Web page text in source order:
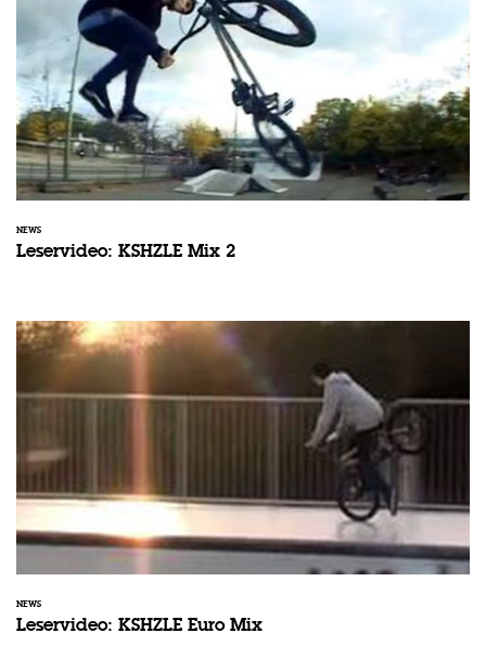
NEWS
Leservideo: KSHZLE Mix 2
NEWS
Leservideo: KSHZLE Euro Mix